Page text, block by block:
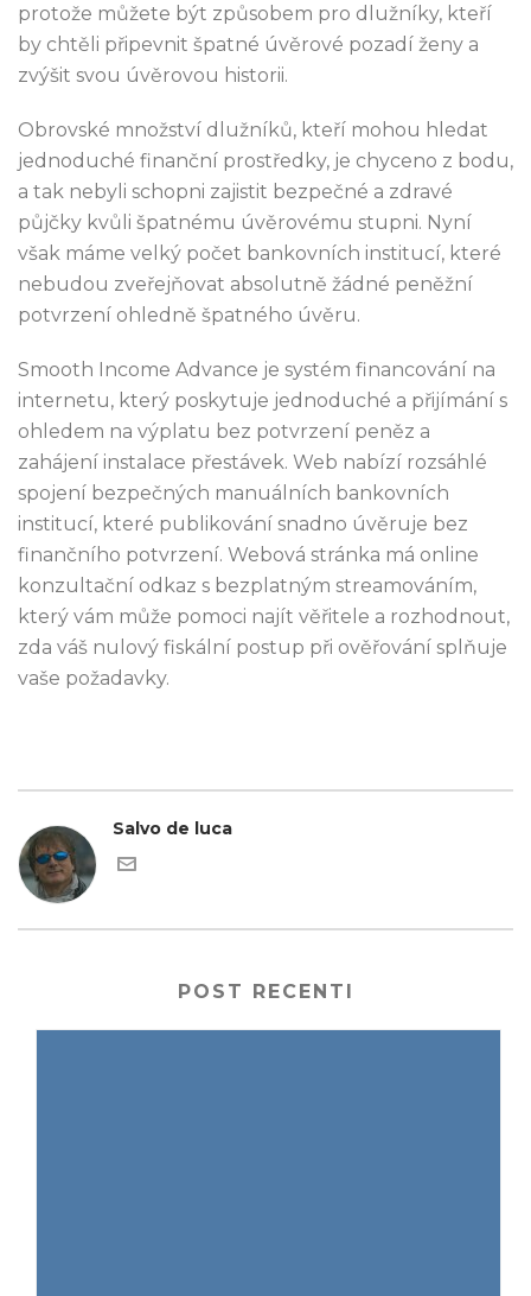
protože můžete být způsobem pro dlužníky, kteří
by chtěli připevnit špatné úvěrové pozadí ženy a
zvýšit svou úvěrovou historii.
Obrovské množství dlužníků, kteří mohou hledat
jednoduché finanční prostředky, je chyceno z bodu,
a tak nebyli schopni zajistit bezpečné a zdravé
půjčky kvůli špatnému úvěrovému stupni. Nyní
však máme velký počet bankovních institucí, které
nebudou zveřejňovat absolutně žádné peněžní
potvrzení ohledně špatného úvěru.
Smooth Income Advance je systém financování na
internetu, který poskytuje jednoduché a přijímání s
ohledem na výplatu bez potvrzení peněz a
zahájení instalace přestávek. Web nabízí rozsáhlé
spojení bezpečných manuálních bankovních
institucí, které publikování snadno úvěruje bez
finančního potvrzení. Webová stránka má online
konzultační odkaz s bezplatným streamováním,
který vám může pomoci najít věřitele a rozhodnout,
zda váš nulový fiskální postup při ověřování splňuje
vaše požadavky.
Salvo de luca
POST RECENTI